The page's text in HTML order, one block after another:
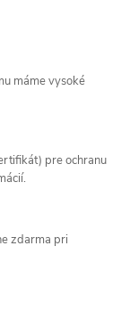
máme vysoké
pre ochranu
zdarma pri